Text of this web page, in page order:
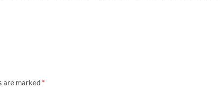
are marked *